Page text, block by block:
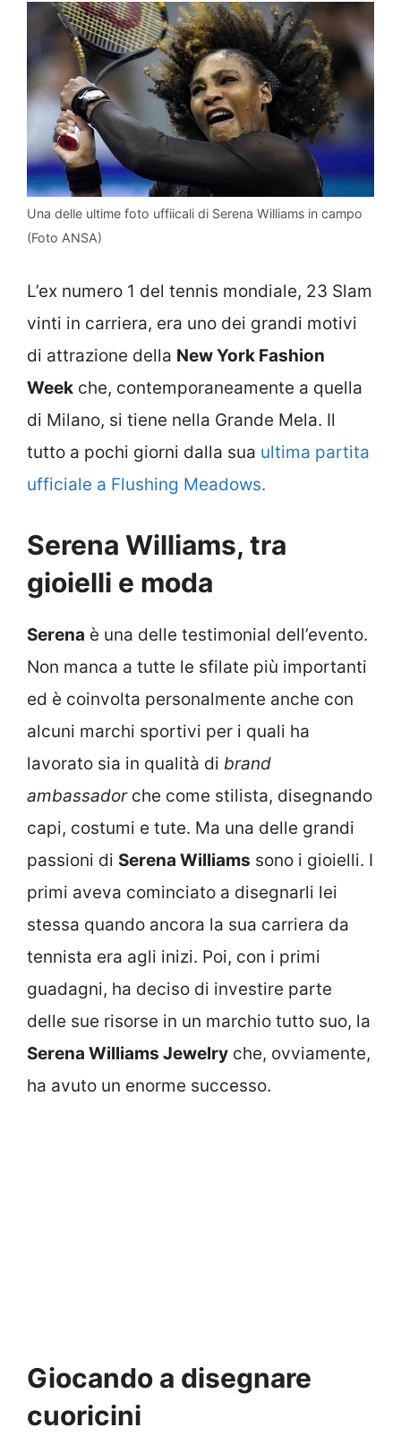
Una delle ultime foto uffiicali di Serena Williams in campo
(Foto ANSA)
L’ex numero 1 del tennis mondiale, 23 Slam
vinti in carriera, era uno dei grandi motivi
di attrazione della New York Fashion
Week che, contemporaneamente a quella
di Milano, si tiene nella Grande Mela. Il
tutto a pochi giorni dalla sua ultima partita
ufficiale a Flushing Meadows.
Serena Williams, tra
gioielli e moda
Serena è una delle testimonial dell’evento.
Non manca a tutte le sfilate più importanti
ed è coinvolta personalmente anche con
alcuni marchi sportivi per i quali ha
lavorato sia in qualità di brand
ambassadorche come stilista, disegnando
capi, costumi e tute. Ma una delle grandi
passioni di Serena Williams sono i gioielli. I
primi aveva cominciato a disegnarli lei
stessa quando ancora la sua carriera da
tennista era agli inizi. Poi, con i primi
guadagni, ha deciso di investire parte
delle sue risorse in un marchio tutto suo, la
Serena Williams Jewelry che, ovviamente,
ha avuto un enorme successo.
Giocando a disegnare
cuoricini